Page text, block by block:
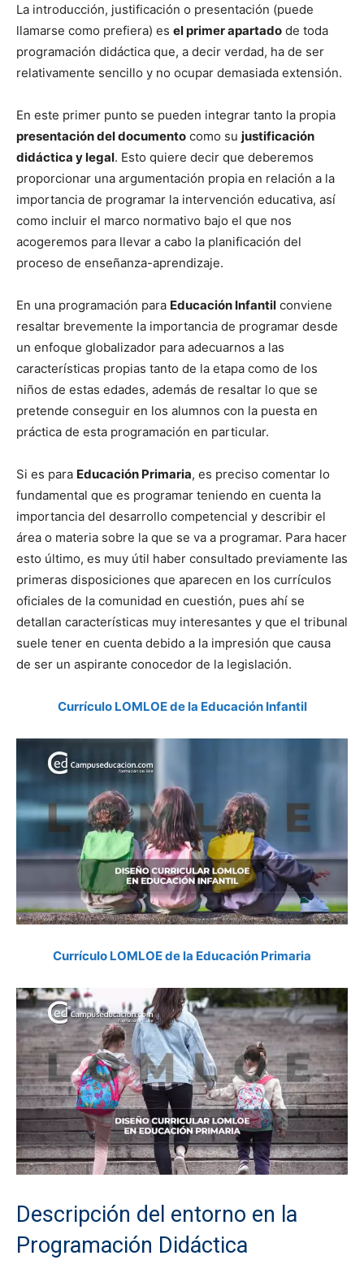
La introducción, justificación o presentación (puede
llamarse como prefiera) es el primer apartado de toda
programación didáctica que, a decir verdad, ha de ser
relativamente sencillo y no ocupar demasiada extensión.
En este primer punto se pueden integrar tanto la propia
presentación del documento como su justificación
didáctica y legal. Esto quiere decir que deberemos
proporcionar una argumentación propia en relación a la
importancia de programar la intervención educativa, así
como incluir el marco normativo bajo el que nos
acogeremos para llevar a cabo la planificación del
proceso de enseñanza-aprendizaje.
En una programación para Educación Infantil conviene
resaltar brevemente la importancia de programar desde
un enfoque globalizador para adecuarnos a las
características propias tanto de la etapa como de los
niños de estas edades, además de resaltar lo que se
pretende conseguir en los alumnos con la puesta en
práctica de esta programación en particular.
Si es para Educación Primaria, es preciso comentar lo
fundamental que es programar teniendo en cuenta la
importancia del desarrollo competencial y describir el
área o materia sobre la que se va a programar. Para hacer
esto último, es muy útil haber consultado previamente las
primeras disposiciones que aparecen en los currículos
oficiales de la comunidad en cuestión, pues ahí se
detallan características muy interesantes y que el tribunal
suele tener en cuenta debido a la impresión que causa
de ser un aspirante conocedor de la legislación.
Currículo LOMLOE de la Educación Infantil
Currículo LOMLOE de la Educación Primaria
Descripción del entorno en la
Programación Didáctica